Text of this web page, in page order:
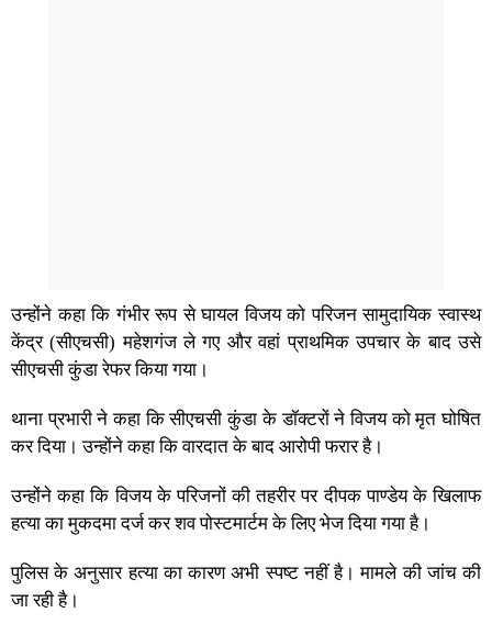
उन्होंने कहा कि गंभीर रूप से घायल विजय को परिजन सामुदायिक स्वास्थ
केंद्र (सीएचसी) महेशगंज ले गए और वहां प्राथमिक उपचार के बाद उसे
सीएचसी कुंडा रेफर किया गया।
थाना प्रभारी ने कहा कि सीएचसी कुंडा के डॉक्टरों ने विजय को मृत घोषित
कर दिया। उन्होंने कहा कि वारदात के बाद आरोपी फरार है।
उन्होंने कहा कि विजय के परिजनों की तहरीर पर दीपक पाण्डेय के खिलाफ
हत्या का मुकदमा दर्ज कर शव पोस्टमार्टम के लिए भेज दिया गया है।
पुलिस के अनुसार हत्या का कारण अभी स्पष्ट नहीं है। मामले की जांच की
जा रही है।